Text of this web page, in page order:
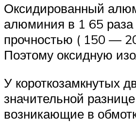
Оксидированный
алюминия в 1 65 раза
прочностью ( 150 —
Поэтому оксидную
У короткозамкнутых
значительной
возникающие в